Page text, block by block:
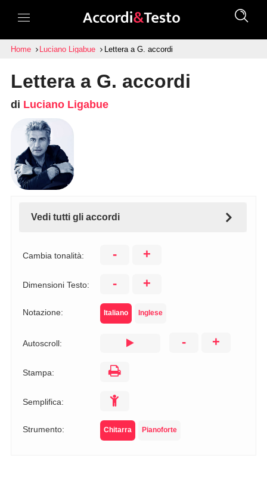
Home Luciano Ligabue Lettera a G. accordi
Lettera a G. accordi
di Luciano Ligabue
Vedi tutti gli accordi
Cambia tonalità: - +
Dimensioni Testo: - +
Notazione: Italiano Inglese
Autoscroll: - +
Stampa:
Semplifica:
Strumento: Chitarra Pianoforte